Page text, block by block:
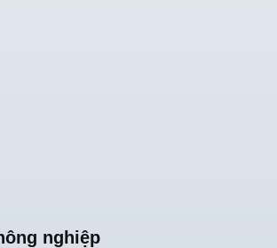
nghiệp